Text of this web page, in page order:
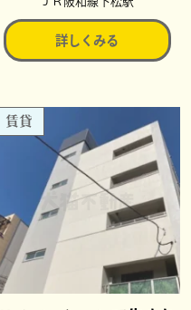
詳しくみる
賃貸